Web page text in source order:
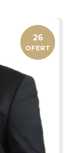
26
OFERT